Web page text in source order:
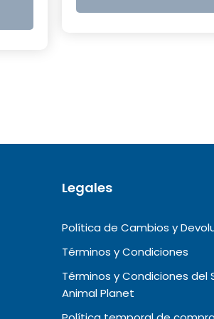
S/5.00.
Legales
Política de Cambios y
Términos y Condiciones
Términos y Condiciones del
Animal Planet